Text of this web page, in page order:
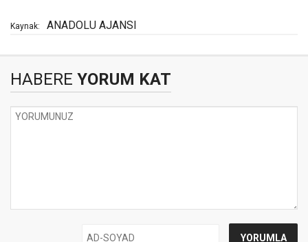
Kaynak: ANADOLU AJANSI
HABERE YORUM KAT